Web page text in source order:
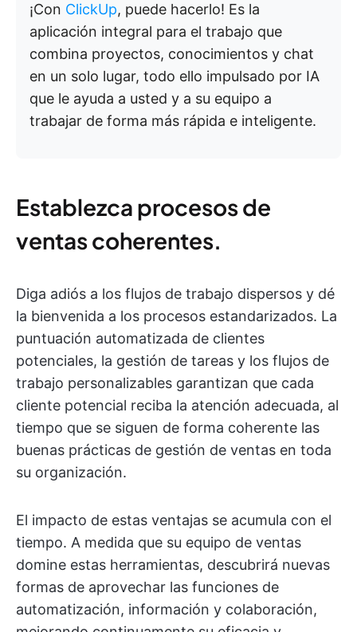
¡Con ClickUp, puede hacerlo! Es la
aplicación integral para el trabajo que
combina proyectos, conocimientos y chat
en un solo lugar, todo ello impulsado por IA
que le ayuda a usted y a su equipo a
trabajar de forma más rápida e inteligente.
Establezca procesos de
ventas coherentes.
Diga adiós a los flujos de trabajo dispersos y dé
la bienvenida a los procesos estandarizados. La
puntuación automatizada de clientes
potenciales, la gestión de tareas y los flujos de
trabajo personalizables garantizan que cada
cliente potencial reciba la atención adecuada, al
tiempo que se siguen de forma coherente las
buenas prácticas de gestión de ventas en toda
su organización.
El impacto de estas ventajas se acumula con el
tiempo. A medida que su equipo de ventas
domine estas herramientas, descubrirá nuevas
formas de aprovechar las funciones de
automatización, información y colaboración,